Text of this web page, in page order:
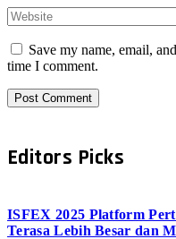
Save my name, email,
time I comment.
Editors Picks
ISFEX 2025 Platform
Terasa Lebih Besar dan